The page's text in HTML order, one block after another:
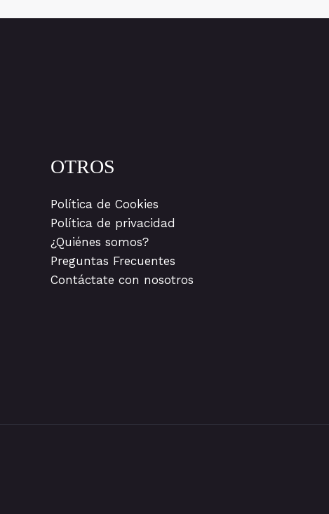
OTROS
Política de Cookies
Política de privacidad
¿Quiénes somos?
Preguntas Frecuentes
Contáctate con nosotros